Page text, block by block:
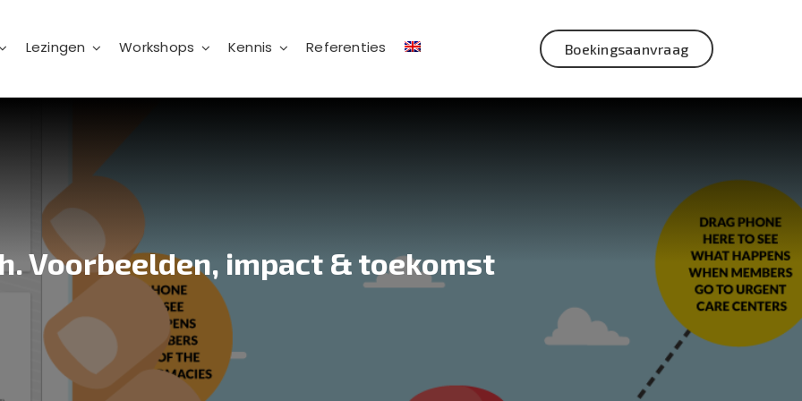
Lezingen Workshops Kennis Referenties Boekingsaanvraag
Voorbeelden, impact & toekomst